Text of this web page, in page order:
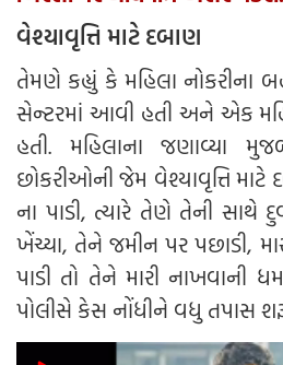
વેશ્યાવૃત્તિ માટે દબાણ
તેમણે કહ્યું કે મહિલા નોકરીના
સેન્ટરમાં આવી હતી અને એક
હતી. મહિલાના જણાવ્યા
છોકરીઓની જેમ વેશ્યાવૃત્તિ
ના પાડી, ત્યારે તેણે તેની સાથે
ખેંચ્યા, તેને જમીન પર પછાડી,
પાડી તો તેને મારી નાખવાની
પોલીસે કેસ નોંધીને વધુ તપાસ